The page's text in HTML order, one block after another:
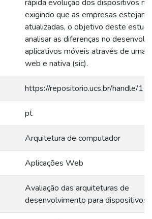
rápida evolução dos dispositivos
exigindo que as empresas estejam
atualizadas, o objetivo deste
analisar as diferenças no
aplicativos móveis através de uma
web e nativa (sic).
https://repositorio.ucs.br/handle/
pt
Arquitetura de computador
Aplicações Web
Avaliação das arquiteturas de
desenvolvimento para dispositivos